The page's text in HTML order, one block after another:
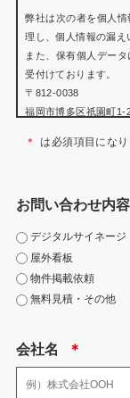
弊社は次の者を個人
理し、個人情報の漏え
また、保有個人デー
受付けております。
〒812-0038
福岡市博多区祇園町1-
TEL:092-402-0699
2.個人情報の
お問い合わせにおける
たします。
答えするため
内、提供その他を実施
3.個人情報の
＊ は必須項目になり
お問い合わせ内容
デジタルサイネージ
屋外看板
物件掲載依頼
無料見積・その他
会社名 ＊